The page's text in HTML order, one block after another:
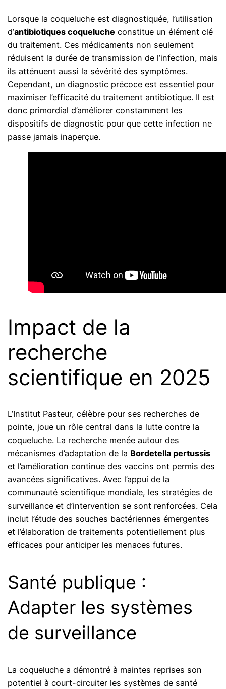
Lorsque la coqueluche est diagnostiquée, l’utilisation
d’antibiotiques coqueluche constitue un élément clé
du traitement. Ces médicaments non seulement
réduisent la durée de transmission de l’infection, mais
ils atténuent aussi la sévérité des symptômes.
Cependant, un diagnostic précoce est essentiel pour
maximiser l’efficacité du traitement antibiotique. Il est
donc primordial d’améliorer constamment les
dispositifs de diagnostic pour que cette infection ne
passe jamais inaperçue.
Impact de la
recherche
scientifique en 2025
L’Institut Pasteur, célèbre pour ses recherches de
pointe, joue un rôle central dans la lutte contre la
coqueluche. La recherche menée autour des
mécanismes d’adaptation de la Bordetella pertussis
et l’amélioration continue des vaccins ont permis des
avancées significatives. Avec l’appui de la
communauté scientifique mondiale, les stratégies de
surveillance et d’intervention se sont renforcées. Cela
inclut l’étude des souches bactériennes émergentes
et l’élaboration de traitements potentiellement plus
efficaces pour anticiper les menaces futures.
Santé publique :
Adapter les systèmes
de surveillance
La coqueluche a démontré à maintes reprises son
potentiel à court-circuiter les systèmes de santé